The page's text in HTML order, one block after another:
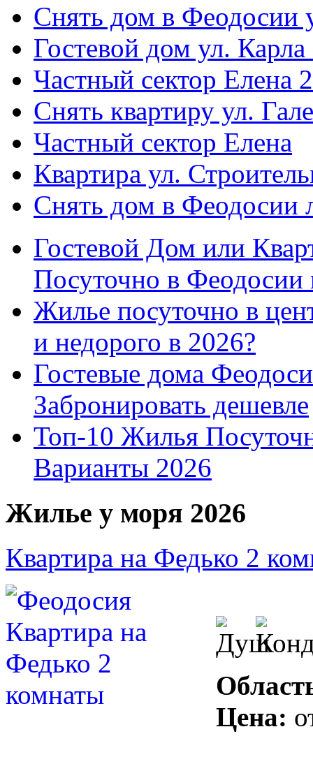
Снять дом в Феодосии
Гостевой дом ул.
Частный сектор Елена 2
Снять квартиру ул.
Частный сектор Елена
Квартира ул.
Снять дом в Феодосии
Гостевой Дом или
Посуточно в Феодосии
Жилье посуточно в
и недорого в 2026?
Гостевые дома
Забронировать дешевле
Топ-10 Жилья
Варианты 2026
Жилье у моря 2026
Квартира на Федько 2
Цена: